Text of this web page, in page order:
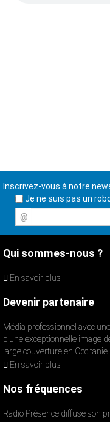
Inscrivez-vous à notre
Je ne suis pas un
@
Qui sommes-nous ?
En savoir plus
Devenir partenaire
Média professionnel avec
d’une exceptionnelle image
large couverture en Occitanie.
En savoir plus
Nos fréquences
Radio Présence diffuse son